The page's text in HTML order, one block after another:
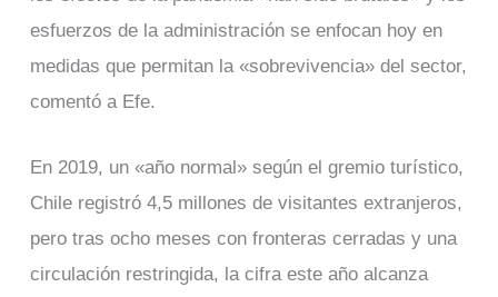
esfuerzos de la administración se enfocan hoy en
medidas que permitan la «sobrevivencia» del sector,
comentó a Efe.
En 2019, un «año normal» según el gremio turístico,
Chile registró 4,5 millones de visitantes extranjeros,
pero tras ocho meses con fronteras cerradas y una
circulación restringida, la cifra este año alcanza